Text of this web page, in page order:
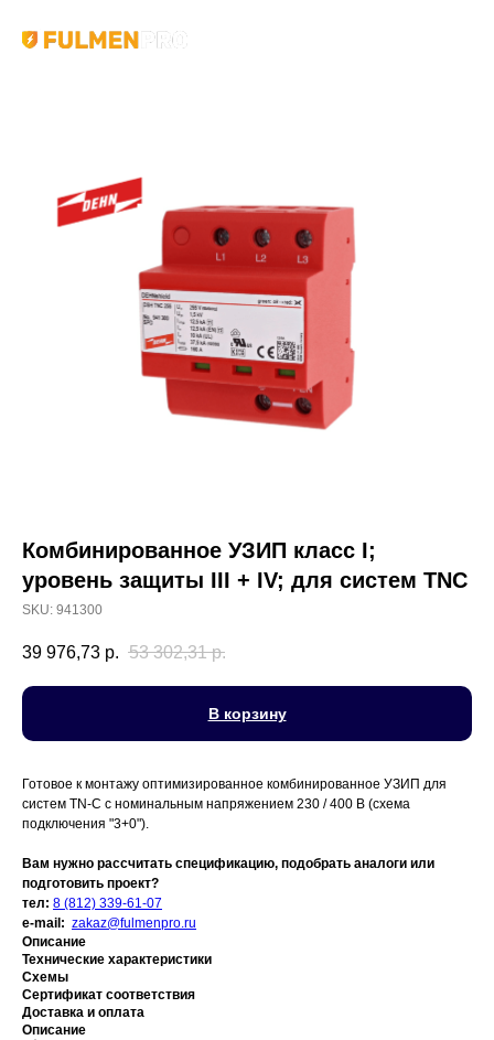
Комбинированное УЗИП класс I;
уровень защиты III + IV; для систем TNC
SKU: 941300
39 976,73 р. 53 302,31 р.
В корзину
Готовое к монтажу оптимизированное комбинированное УЗИП для
систем TN-C с номинальным напряжением 230 / 400 В (схема
подключения "3+0").
Вам нужно рассчитать спецификацию, подобрать аналоги или
подготовить проект?
тел: 8 (812) 339-61-07
e-mail: zakaz@fulmenpro.ru
Описание
Технические характеристики
Схемы
Сертификат соответствия
Доставка и оплата
Описание